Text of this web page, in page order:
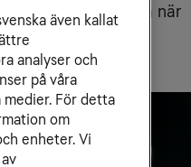
på hur du ska tänka när
även kallat
analyser och
på våra
För detta
om
enheter. Vi